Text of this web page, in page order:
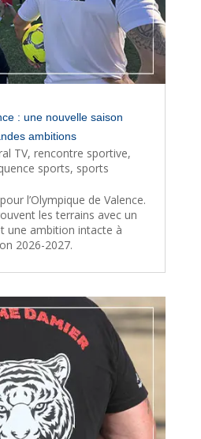
: une nouvelle saison
ambitions
TV, rencontre sportive,
sports, sports
l’Olympique de Valence.
les terrains avec un
une ambition intacte à
2026-2027.